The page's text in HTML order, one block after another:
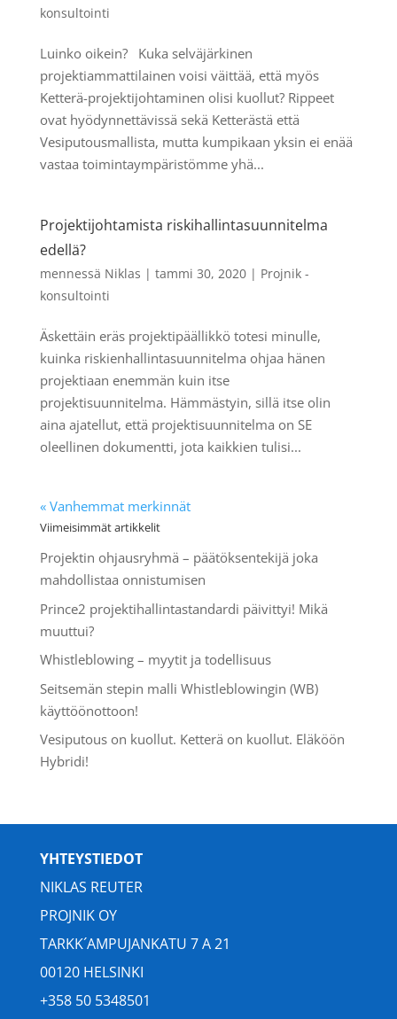
konsultointi
Luinko oikein? Kuka selväjärkinen
projektiammattilainen voisi väittää, että myös
Ketterä-projektijohtaminen olisi kuollut? Rippeet
ovat hyödynnettävissä sekä Ketterästä että
Vesiputousmallista, mutta kumpikaan yksin ei enää
vastaa toimintaympäristömme yhä...
Projektijohtamista riskihallintasuunnitelma
edellä?
mennessä Niklas | tammi 30, 2020| Projnik -
konsultointi
Äskettäin eräs projektipäällikkö totesi minulle,
kuinka riskienhallintasuunnitelma ohjaa hänen
projektiaan enemmän kuin itse
projektisuunnitelma. Hämmästyin, sillä itse olin
aina ajatellut, että projektisuunnitelma on SE
oleellinen dokumentti, jota kaikkien tulisi...
« Vanhemmat merkinnät
Viimeisimmät artikkelit
Projektin ohjausryhmä – päätöksentekijä joka
mahdollistaa onnistumisen
Prince2 projektihallintastandardi päivittyi! Mikä
muuttui?
Whistleblowing – myytit ja todellisuus
Seitsemän stepin malli Whistleblowingin (WB)
käyttöönottoon!
Vesiputous on kuollut. Ketterä on kuollut. Eläköön
Hybridi!
YHTEYSTIEDOT
NIKLAS REUTER
PROJNIK OY
TARKK´AMPUJANKATU 7 A 21
00120 HELSINKI
+358 50 5348501